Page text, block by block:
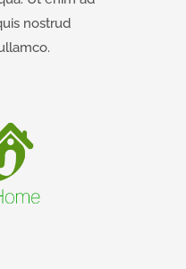
nostrud